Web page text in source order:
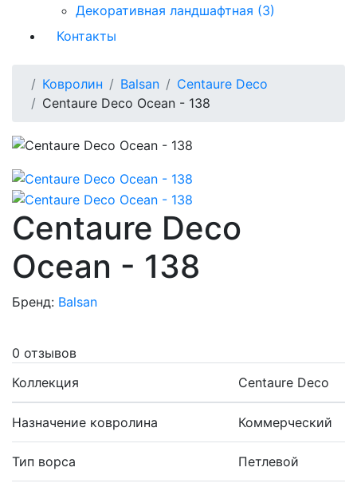
Декоративная ландшафтная (3)
Контакты
Ковролин Balsan
Centaure Deco
Centaure Deco Ocean - 138
Centaure Deco
Ocean - 138
Бренд: Balsan
0 отзывов
Коллекция
Centaure Deco
Назначение ковролина Коммерческий
Тип ворса Петлевой